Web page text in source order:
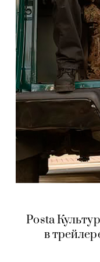
Posta
в